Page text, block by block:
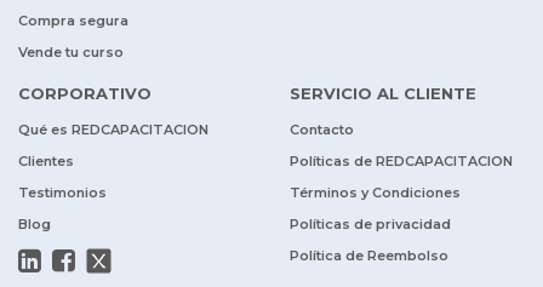
Compra segura
Vende tu curso
CORPORATIVO
Qué es REDCAPACITACION
Clientes
Testimonios
Blog
SERVICIO AL CLIENTE
Contacto
Políticas de REDCAPACITACION
Términos y Condiciones
Políticas de privacidad
Política de Reembolso